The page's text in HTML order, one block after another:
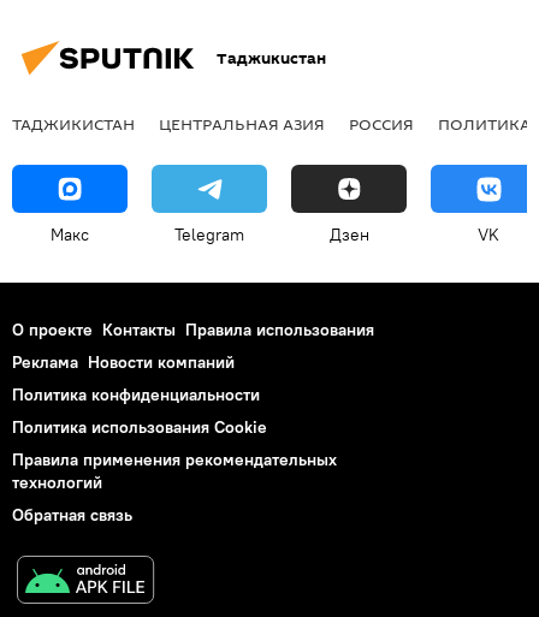
Таджикистан
ТАДЖИКИСТАН ЦЕНТРАЛЬНАЯ АЗИЯ РОССИЯ ПОЛИТИКА
Макс Telegram Дзен VK
О проекте Контакты Правила использования
Реклама Новости компаний
Политика конфиденциальности
Политика использования Cookie
Правила применения рекомендательных
технологий
Обратная связь